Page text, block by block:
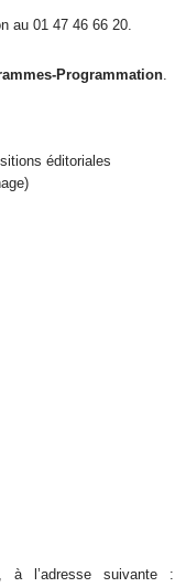
au 01 47 46 66 20.
Programmation.
éditoriales
l’adresse suivante :